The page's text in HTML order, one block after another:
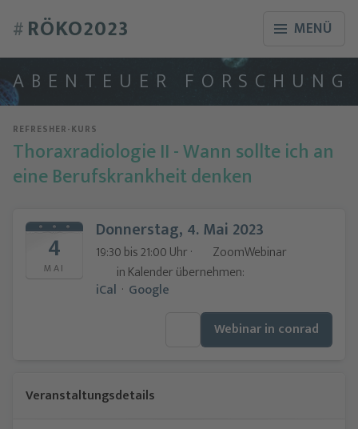
#RÖKO2023 MENÜ
A B E N T E U E R F O R S C H U N G
REFRESHER-KURS
Thoraxradiologie II - Wann sollte ich an
eine Berufskrankheit denken
4
MAI
Donnerstag, 4. Mai 2023
19:30 bis 21:00 Uhr ·
ZoomWebinar
in Kalender übernehmen:
iCal · Google
Webinar in conrad
Veranstaltungsdetails